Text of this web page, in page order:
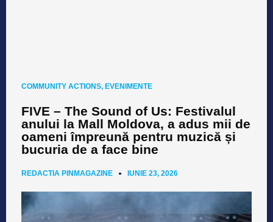
COMMUNITY ACTIONS, EVENIMENTE
FIVE – The Sound of Us: Festivalul
anului la Mall Moldova, a adus mii de
oameni împreună pentru muzică și
bucuria de a face bine
REDACTIA PINMAGAZINE IUNIE 23, 2026